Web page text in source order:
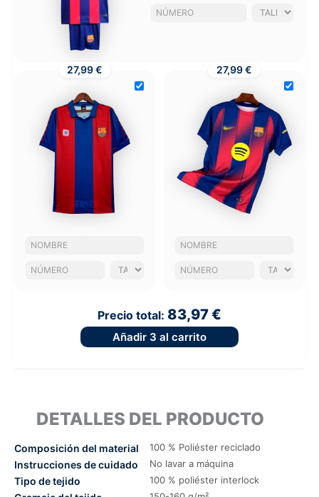
27,99 € 27,99 €
Precio total: 83,97 €
Añadir 3 al carrito
DETALLES DEL PRODUCTO
Composición del material 100 % Poliéster reciclado
Instrucciones de cuidado No lavar a máquina
Tipo de tejido 100 % poliéster interlock